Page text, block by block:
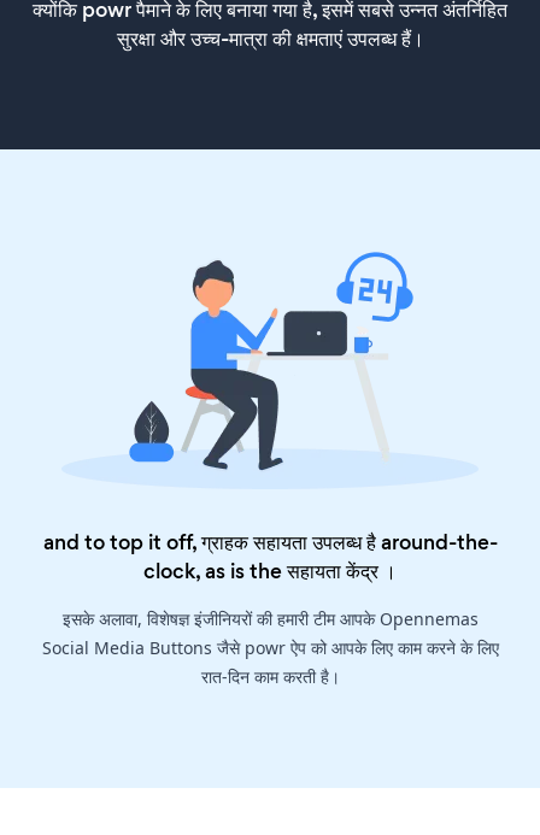
क्योंकि powr पैमाने के लिए बनाया गया है, इसमें सबसे उन्नत अंतर्निहित
सुरक्षा और उच्च-मात्रा की क्षमताएं उपलब्ध हैं।
and to top it off, ग्राहक सहायता उपलब्ध है around-the-
clock, as is theसहायता केंद्र।
इसके अलावा, विशेषज्ञ इंजीनियरों की हमारी टीम आपके Opennemas
Social Media Buttons जैसे powr ऐप को आपके लिए काम करने के लिए
रात-दिन काम करती है।